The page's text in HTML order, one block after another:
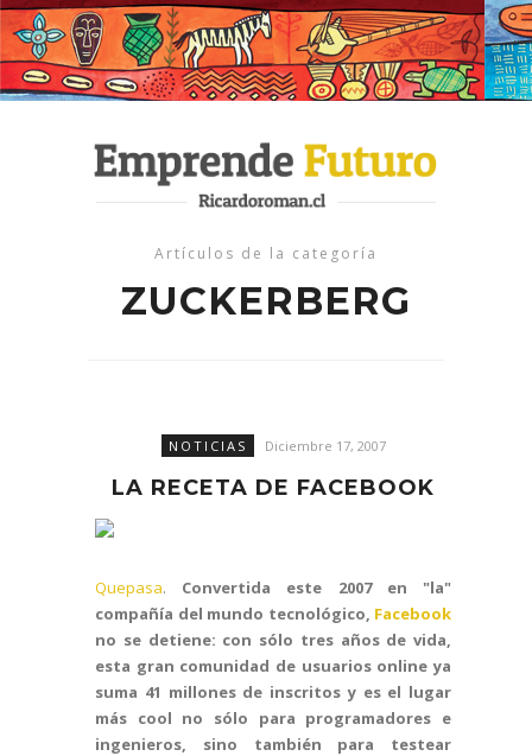
Artículos de la categoría
ZUCKERBERG
NOTICIAS Diciembre 17, 2007
LA RECETA DE FACEBOOK
Quepasa. Convertida este 2007 en "la"
compañía del mundo tecnológico, Facebook
no se detiene: con sólo tres años de vida,
esta gran comunidad de usuarios online ya
suma 41 millones de inscritos y es el lugar
más cool no sólo para programadores e
ingenieros, sino también para testear